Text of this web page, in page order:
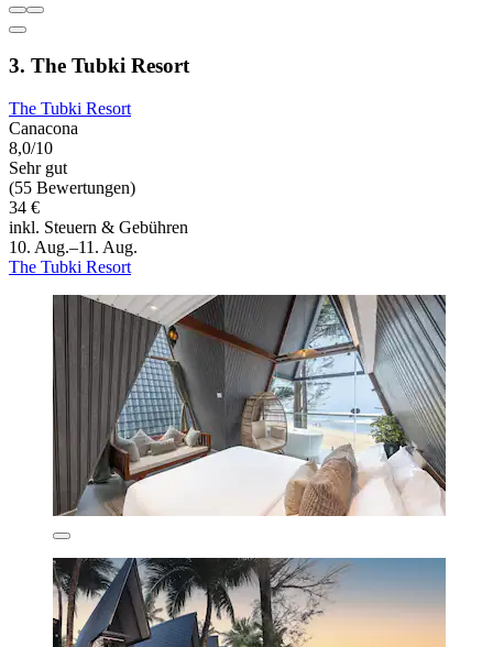
3. The Tubki Resort
The Tubki Resort
Canacona
8,0/10
Sehr gut
(55 Bewertungen)
34 €
inkl. Steuern & Gebühren
10. Aug.–11. Aug.
The Tubki Resort